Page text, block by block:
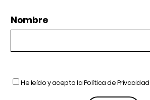
Nombre
He leído y acepto laPolítica de Privacidad